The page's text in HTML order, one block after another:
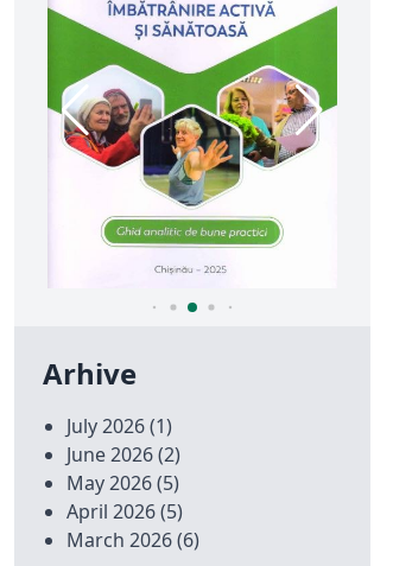
Arhive
July 2026(1)
June 2026(2)
May 2026(5)
April 2026(5)
March 2026(6)